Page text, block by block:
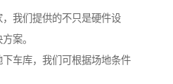
我们提供的不只是硬件设
案。
车库，我们可根据场地条件